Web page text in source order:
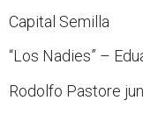
Capital Semilla
“Los Nadies” –
Rodolfo Pastore